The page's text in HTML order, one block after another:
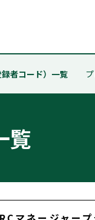
者コード）一覧
覧